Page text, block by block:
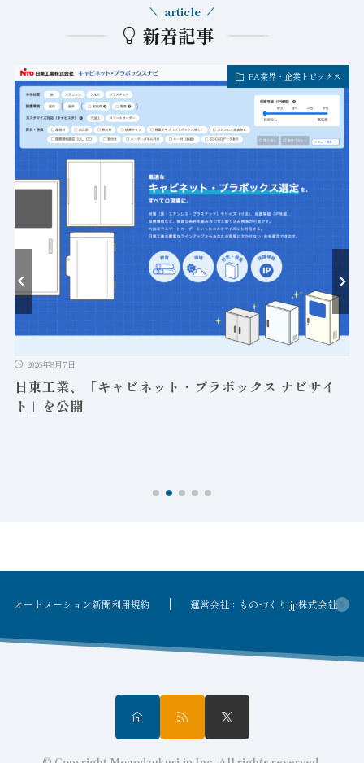
新着記事
article
FA業界・企業トピックス
2026年8月7日
日東工業、「キャビネット・プラボックス ナビサイ
ト」を公開
オートメーション新聞利用規約 運営会社：ものづくり.jp株式会社